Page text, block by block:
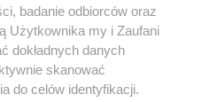
badanie odbiorców oraz
Użytkownika my i Zaufani
dokładnych danych
skanować
do celów identyfikacji.